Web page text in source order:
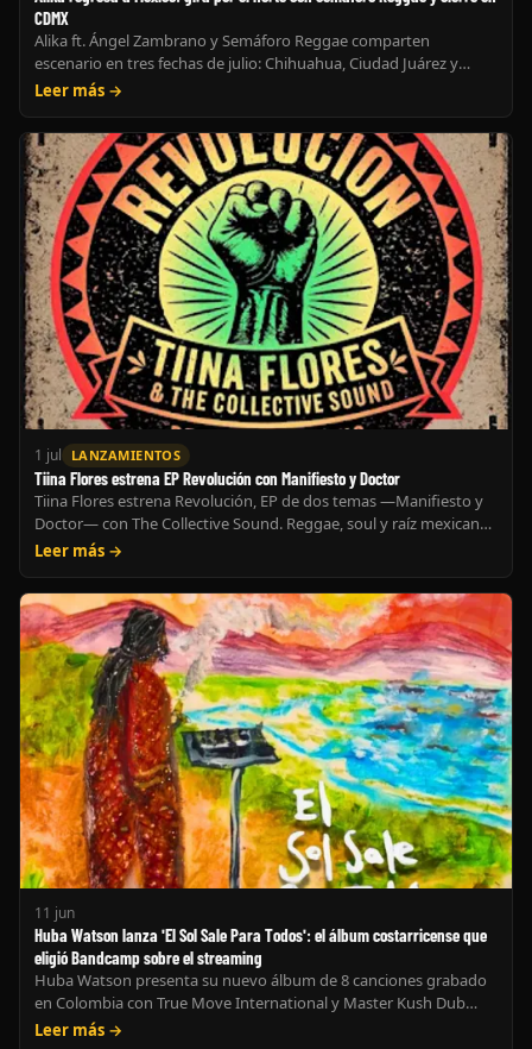
CDMX
Alika ft. Ángel Zambrano y Semáforo Reggae comparten
escenario en tres fechas de julio: Chihuahua, Ciudad Juárez y
CDMX. El reggae latinoamericano hace escala en el norte.
Leer más →
1 jul LANZAMIENTOS
Tiina Flores estrena EP Revolución con Manifiesto y Doctor
Tiina Flores estrena Revolución, EP de dos temas —Manifiesto y
Doctor— con The Collective Sound. Reggae, soul y raíz mexicana
bajo el sello Voxsayab.
Leer más →
11 jun
Huba Watson lanza 'El Sol Sale Para Todos': el álbum costarricense que
eligió Bandcamp sobre el streaming
Huba Watson presenta su nuevo álbum de 8 canciones grabado
en Colombia con True Move International y Master Kush Dub
System. Roots, steppas y dancehall consciente — solo en
Leer más →